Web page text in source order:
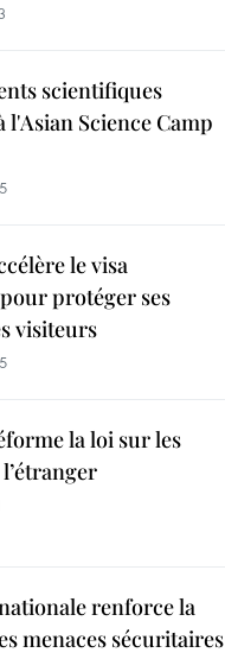
scientifiques
l'Asian Science Camp
le visa
protéger ses
visiteurs
la loi sur les
renforce la
menaces sécuritaires